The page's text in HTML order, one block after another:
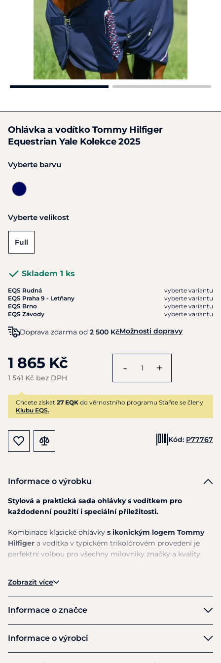
Ohlávka a vodítko Tommy Hilfiger
Equestrian Yale Kolekce 2025
Vyberte barvu
Vyberte velikost
Full
Skladem 1 ks
EQS Rudná
vyberte variantu
EQS Praha 9 - Letňany
vyberte variantu
EQS Brno
vyberte variantu
EQS Závody
vyberte variantu
Doprava zdarma od 2 500 KčMožnosti dopravy
1 865 Kč
1 541 Kč bez DPH
- +
Chcete získat 27 EQK do věrnostního programu Staňte se členy
Klubu EQS.
Kód: P77767
Informace o výrobku
Stylová a praktická sada ohlávky s vodítkem pro
každodenní použití i speciální příležitosti.
Kombinace klasické ohlávky s ikonickým logem Tommy
Hilfiger a vodítka v typickém trikolórovém provedení je
perfektní volbou pro všechny milovníky značky a kvality.
pevnými kovovými prvky
Trikolórové vodítkos měkkým, ale pevným úpletem
pro pohodlné držení
branding
Styl i funkčnost v jednom
Zobrazit více
Informace o značce
Tommy Hilfiger
Informace o výrobci